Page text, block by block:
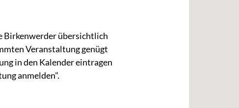
Birkenwerder übersichtlich
Veranstaltung genügt
in den Kalender eintragen
anmelden".